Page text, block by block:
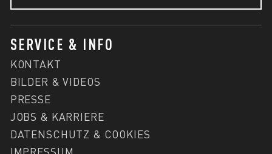
SERVICE & INFO
KONTAKT
BILDER & VIDEOS
PRESSE
JOBS & KARRIERE
DATENSCHUTZ & COOKIES